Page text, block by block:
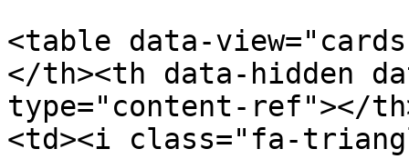
<table data-
</th><th data-hidden
type="content-ref"></
<td><i class="fa-